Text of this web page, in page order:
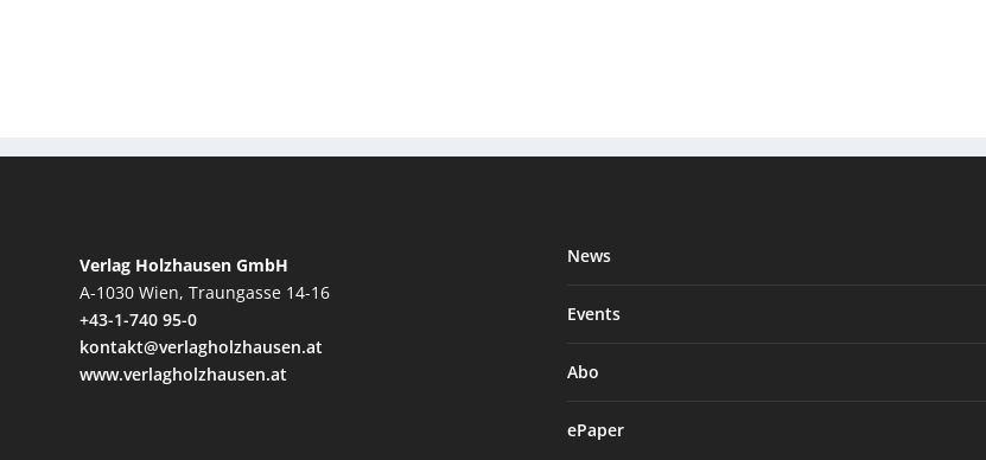
Verlag Holzhausen GmbH
A-1030 Wien, Traungasse 14-16
+43-1-740 95-0
kontakt@verlagholzhausen.at
www.verlagholzhausen.at
News
Events
Abo
ePaper